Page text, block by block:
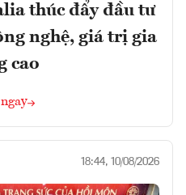
thúc đẩy đầu tư
nghệ, giá trị gia
cao
18:44, 10/08/2026